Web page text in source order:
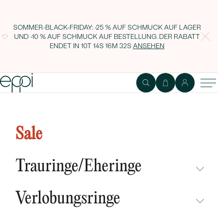
SOMMER-BLACK-FRIDAY: -25 % AUF SCHMUCK AUF LAGER
UND -10 % AUF SCHMUCK AUF BESTELLUNG. DER RABATT
ENDET IN10T 14S 16M 31S ANSEHEN
Sale
Trauringe/Eheringe
NEUHEITEN
Verlobungsringe
Lebens Kyrie